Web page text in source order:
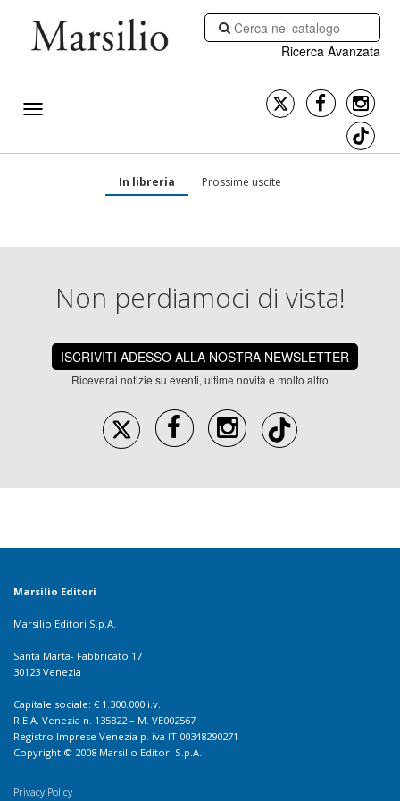
Ricerca Avanzata
In libreria Prossime uscite
Non perdiamoci di vista!
ISCRIVITI ADESSO ALLA NOSTRA NEWSLETTER
Riceverai notizie su eventi, ultime novità e molto altro
Marsilio Editori
Marsilio Editori S.p.A.
Santa Marta- Fabbricato 17
30123 Venezia
Capitale sociale: € 1.300.000 i.v.
R.E.A. Venezia n. 135822 – M. VE002567
Registro Imprese Venezia p. iva IT 00348290271
Copyright © 2008 Marsilio Editori S.p.A.
Privacy Policy